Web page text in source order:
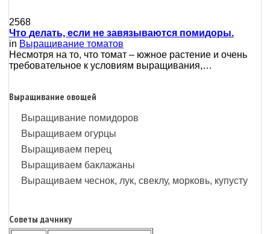
2568
Что делать, если не завязываются помидоры.
in Выращивание томатов
Несмотря на то, что томат – южное растение и очень
требовательное к условиям выращивания,…
Выращивание овощей
Выращивание помидоров
Выращиваем огурцы
Выращиваем перец
Выращиваем баклажаны
Выращиваем чеснок, лук, свеклу, морковь, купусту
Советы дачнику